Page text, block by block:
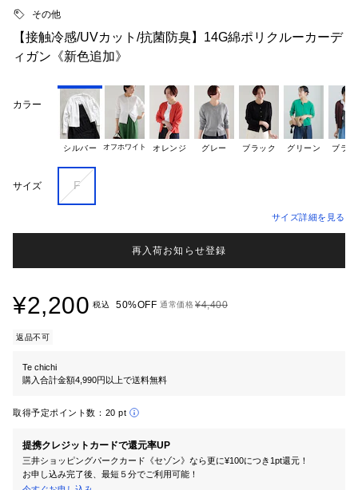
その他
【接触冷感/UVカット/抗菌防臭】14G綿ポリクルーカーデ
ィガン《新色追加》
カラー
シルバー オフホワイト オレンジ グレー ブラック グリーン ブラ
サイズ F
サイズ詳細を見る
再入荷お知らせ登録
¥2,200 税込 50%OFF 通常価格¥4,400
返品不可
Te chichi
購入合計金額4,990円以上で送料無料
取得予定ポイント数： 20 pt
提携クレジットカードで還元率UP
三井ショッピングパークカード《セゾン》なら更に¥100につき1pt還元！
お申し込み完了後、最短５分でご利用可能！